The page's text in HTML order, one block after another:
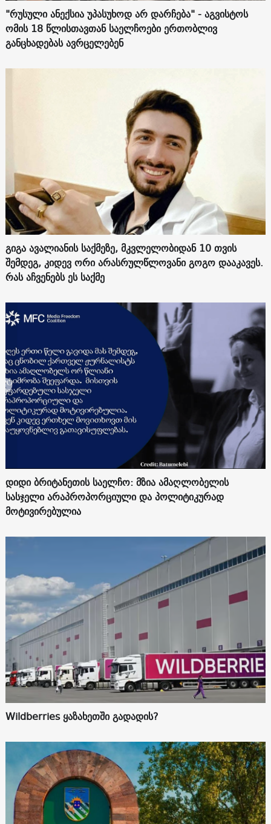
"რუსული ანექსია უპასუხოდ არ დარჩება" - აგვისტოს
ომის 18 წლისთავთან საელჩოები ერთობლივ
განცხადებას ავრცელებენ
გიგა ავალიანის საქმეზე, მკვლელობიდან 10 თვის
შემდეგ, კიდევ ორი არასრულწლოვანი გოგო დააკავეს.
რას აჩვენებს ეს საქმე
დიდი ბრიტანეთის საელჩო: მზია ამაღლობელის
სასჯელი არაპროპორციული და პოლიტიკურად
მოტივირებულია
Wildberries ყაზახეთში გადადის?